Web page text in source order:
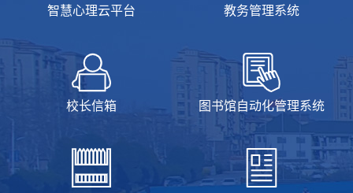
智慧心理云平台 教务管理系统
校长信箱 图书馆自动化管理系统